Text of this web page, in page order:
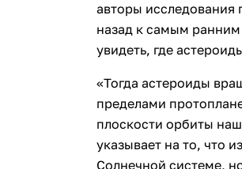
авторы исследования
назад к самым
увидеть, где
«Тогда астероиды
пределами
плоскости орбиты
указывает на то, что
Солнечной системе,